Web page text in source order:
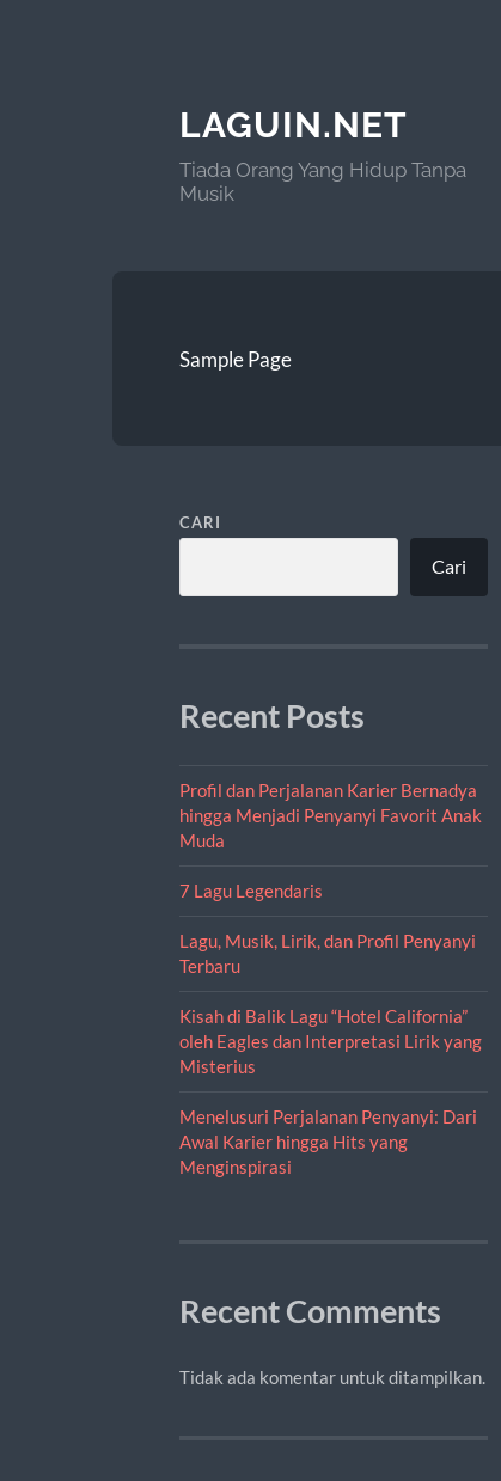
LAGUIN.NET
Tiada Orang Yang Hidup Tanpa
Musik
Sample Page
CARI
Cari
Recent Posts
Profil dan Perjalanan Karier Bernadya
hingga Menjadi Penyanyi Favorit Anak
Muda
7 Lagu Legendaris
Lagu, Musik, Lirik, dan Profil Penyanyi
Terbaru
Kisah di Balik Lagu “Hotel California”
oleh Eagles dan Interpretasi Lirik yang
Misterius
Menelusuri Perjalanan Penyanyi: Dari
Awal Karier hingga Hits yang
Menginspirasi
Recent Comments
Tidak ada komentar untuk ditampilkan.